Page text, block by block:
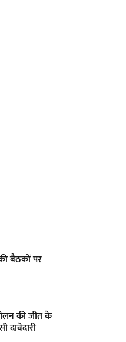
बैठकों पर
की जीत के
दावेदारी